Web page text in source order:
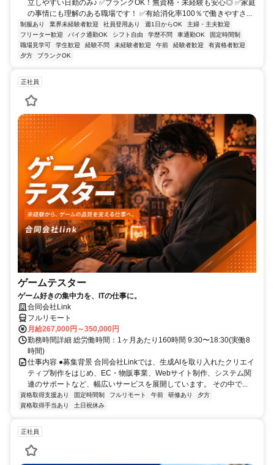
立しやすい日勤のみ♪ ✅ブランクOK！無資格・未経験も安心◎ ✅家庭
の事情にも理解のある職場です！ ✅有給消化率100％で働きやすさ...
制服あり 業界未経験者歓迎 社員登用あり 週1日からOK
主婦・主夫歓迎
フリーター歓迎
バイク通勤OK シフト自由 学歴不問 車通勤OK
固定時間制
職場見学可
学生歓迎 経験不問 未経験者歓迎 午前 経験者歓迎
有資格者歓迎
夕方
ブランクOK
正社員
ゲームテスター
ゲーム好きの集中力を、ITの仕事に。
合同会社Link
フルリモート
月給267,000円～350,000円
勤務時間詳細 総労働時間：1ヶ月あたり160時間 9:30〜18:30(実働8
時間)
仕事内容 ●募集背景 合同会社Linkでは、生成AIを取り入れたクリエイ
ティブ制作をはじめ、EC・物販事業、Webサイト制作、システム関
連のサポートなど、幅広いサービスを展開しています。 その中で...
資格取得支援あり 固定時間制 フルリモート 午前 研修あり
夕方
資格取得手当あり
土日祝休み
正社員